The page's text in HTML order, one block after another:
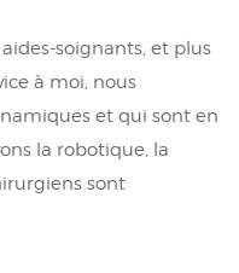
soignants, et plus
à moi, nous
et qui sont en
la robotique, la
sont